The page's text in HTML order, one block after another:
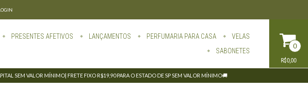
PRESENTES AFETIVOS LANÇAMENTOS PERFUMARIA PARA CASA
VELAS
SABONETES
0
R$0,00
SEM VALOR MÍNIMO| FRETE FIXO R$19,90 PARA O ESTADO DE SP SEM VALOR MÍNIMO🚚